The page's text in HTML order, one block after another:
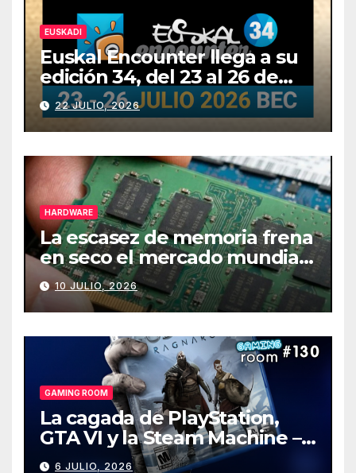
EUSKADI
Euskal Encounter llega a su
edición 34, del 23 al 26 de
julio
22 JULIO, 2026
HARDWARE
La escasez de memoria frena
en seco el mercado mundial
de PCs
10 JULIO, 2026
GAMING ROOM
La cagada de PlayStation,
GTA VI y la Steam Machine –
Gaming Room #130
6 JULIO, 2026